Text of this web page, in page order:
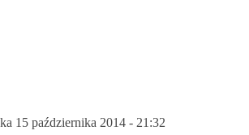
15 października 2014 - 21:32